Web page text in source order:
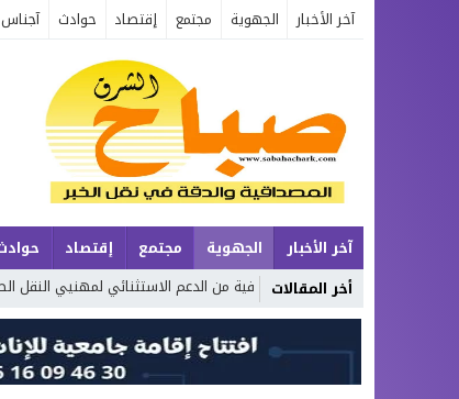
آخر الأخبار الجهوية مجتمع إقتصاد حوادث
آخر الأخبار الجهوية مجتمع إقتصاد
أخر المقالات
إطلاق حصة إضافية من الدعم الاستثنائي لمهنيي النقل الطرقي